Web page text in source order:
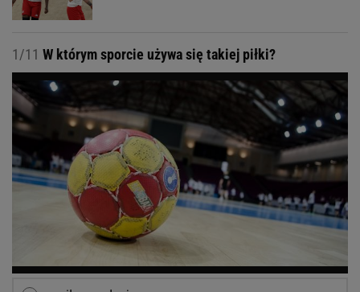
1/11 W którym sporcie używa się takiej piłki?